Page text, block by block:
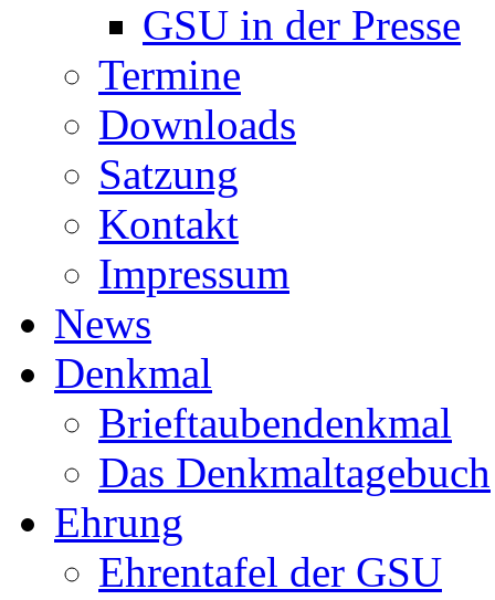
GSU in der Presse
Termine
Downloads
Satzung
Kontakt
Impressum
News
Denkmal
Brieftaubendenkmal
Das Denkmaltagebuch
Ehrung
Ehrentafel der GSU